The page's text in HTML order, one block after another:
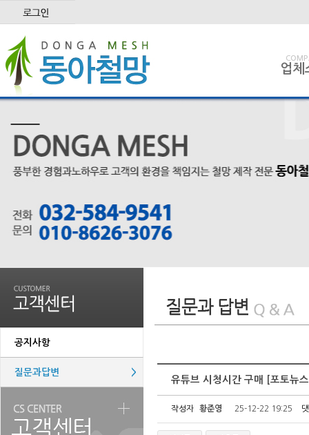
업체
공지사항
질문과답변 >
유튜브 시청시간 구매 [포토뉴
작성자 황준영 25-12-22 19:25